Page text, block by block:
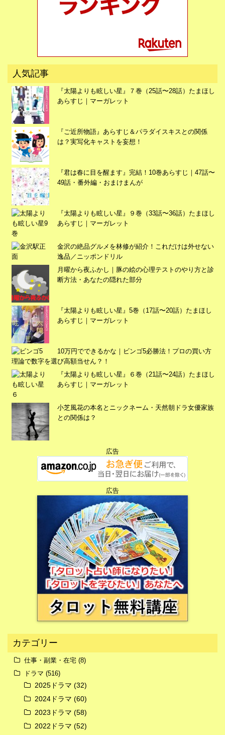
広告
人気記事
『太陽よりも眩しい星』７巻（25話〜28話）たまほし
あらすじ｜マーガレット
『ご近所物語』あらすじ＆パラダイスキスとの関係
は？実写化キャストを妄想！
『君は春に目を醒ます』完結！10巻あらすじ｜47話〜
49話・番外編・おまけまんが
『太陽よりも眩しい星』９巻（33話〜36話）たまほし
あらすじ｜マーガレット
金沢の絶品グルメを林修が紹介！これだけは外せない
逸品／ニッポンドリル
月曜から夜ふかし｜豚の絵の心理テストのやり方と診
断方法・あなたの隠れた部分
『太陽よりも眩しい星』5巻（17話〜20話）たまほし
あらすじ｜マーガレット
10万円でできるかな｜ビンゴ5必勝法！プロの買い方
理論で数字を選び高額当せん？！
『太陽よりも眩しい星』６巻（21話〜24話）たまほし
あらすじ｜マーガレット
小芝風花の本名とニックネーム・天然朝ドラ女優家族
との関係は？
広告
広告
カテゴリー
仕事・副業・在宅 (8)
ドラマ (516)
2025ドラマ (32)
2024ドラマ (60)
2023ドラマ (58)
2022ドラマ (52)